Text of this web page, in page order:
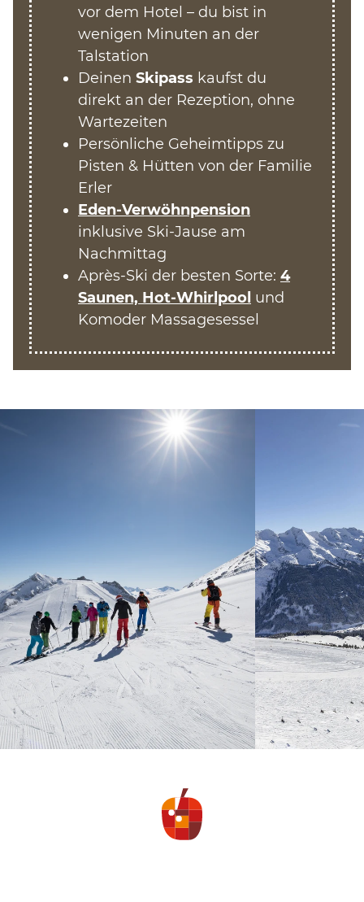
vor dem Hotel – du bist in
wenigen Minuten an der
Talstation
Deinen Skipass kaufst du
direkt an der Rezeption, ohne
Wartezeiten
Persönliche Geheimtipps zu
Pisten & Hütten von der Familie
Erler
Eden-Verwöhnpension
inklusive Ski-Jause am
Nachmittag
Après-Ski der besten Sorte: 4
Saunen, Hot-Whirlpool und
Komoder Massagesessel